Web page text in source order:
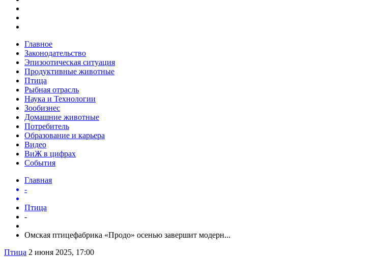
Главное
Законодательство
Эпизоотическая ситуация
Продуктивные животные
Птица
Рыбная отрасль
Наука и Технологии
Зообизнес
Домашние животные
Потребитель
Образование и карьера
Видео
ВиЖ в цифрах
События
Главная
-
Птица
-
Омская птицефабрика «Продо» осенью завершит модерн...
Птица 2 июня 2025, 17:00